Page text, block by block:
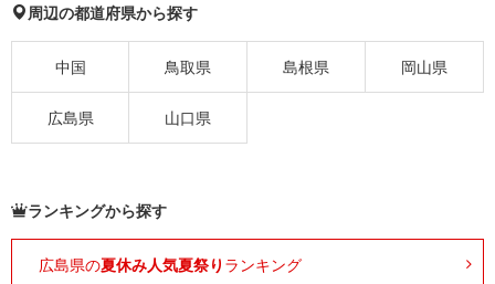
周辺の都道府県から探す
中国 鳥取県 島根県 岡山県
広島県 山口県
ランキングから探す
広島県の夏休み人気夏祭り ランキング